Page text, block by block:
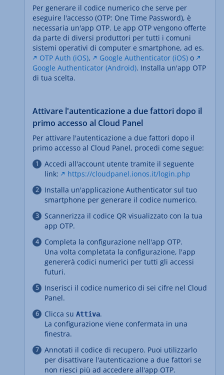
Per generare il codice numerico che serve per
eseguire l'accesso (OTP: One Time Password), è
necessaria un'app OTP. Le app OTP vengono offerte
da parte di diversi produttori per tutti i comuni
sistemi operativi di computer e smartphone, ad es.
OTP Auth (iOS), Google Authenticator (iOS) o
Google Authenticator (Android). Installa un'app OTP
di tua scelta.
Attivare l'autenticazione a due fattori dopo il
primo accesso al Cloud Panel
Per attivare l'autenticazione a due fattori dopo il
primo accesso al Cloud Panel, procedi come segue:
Accedi all'account utente tramite il seguente
link:
https://cloudpanel.ionos.it/login.php
Installa un'applicazione Authenticator sul tuo
smartphone per generare il codice numerico.
Scannerizza il codice QR visualizzato con la tua
app OTP.
Completa la configurazione nell'app OTP.
Una volta completata la configurazione, l'app
genererà codici numerici per tutti gli accessi
futuri.
Inserisci il codice numerico di sei cifre nel Cloud
Panel.
Clicca su Attiva.
La configurazione viene confermata in una
finestra.
Annotati il codice di recupero. Puoi utilizzarlo
per disattivare l'autenticazione a due fattori se
non riesci più ad accedere all'app OTP.